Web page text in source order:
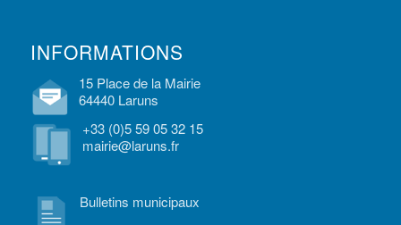
INFORMATIONS
15 Place de la Mairie
64440 Laruns
+33 (0)5 59 05 32 15
mairie@laruns.fr
Bulletins municipaux